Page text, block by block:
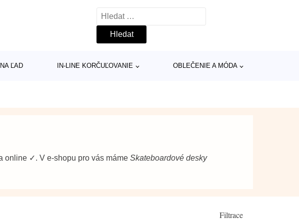
Vyhledávání
ĽAD IN-LINE KORČUĽOVANIE OBLEČENIE A MÓDA
online ✓. V e-shopu pro vás máme Skateboardové desky
Filtrace